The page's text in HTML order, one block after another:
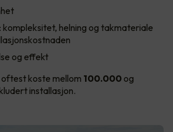
kompleksitet, helning og takmateriale
og effekt
oftest koste mellom 100.000 og
installasjon.